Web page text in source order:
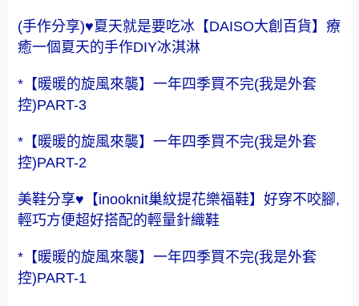
(手作分享)♥夏天就是要吃冰【DAISO大創百貨】療
癒一個夏天的手作DIY冰淇淋
*【暖暖的旋風來襲】一年四季買不完(我是外套
控)PART-3
*【暖暖的旋風來襲】一年四季買不完(我是外套
控)PART-2
美鞋分享♥【inooknit巢紋提花樂福鞋】好穿不咬腳,
輕巧方便超好搭配的輕量針織鞋
*【暖暖的旋風來襲】一年四季買不完(我是外套
控)PART-1